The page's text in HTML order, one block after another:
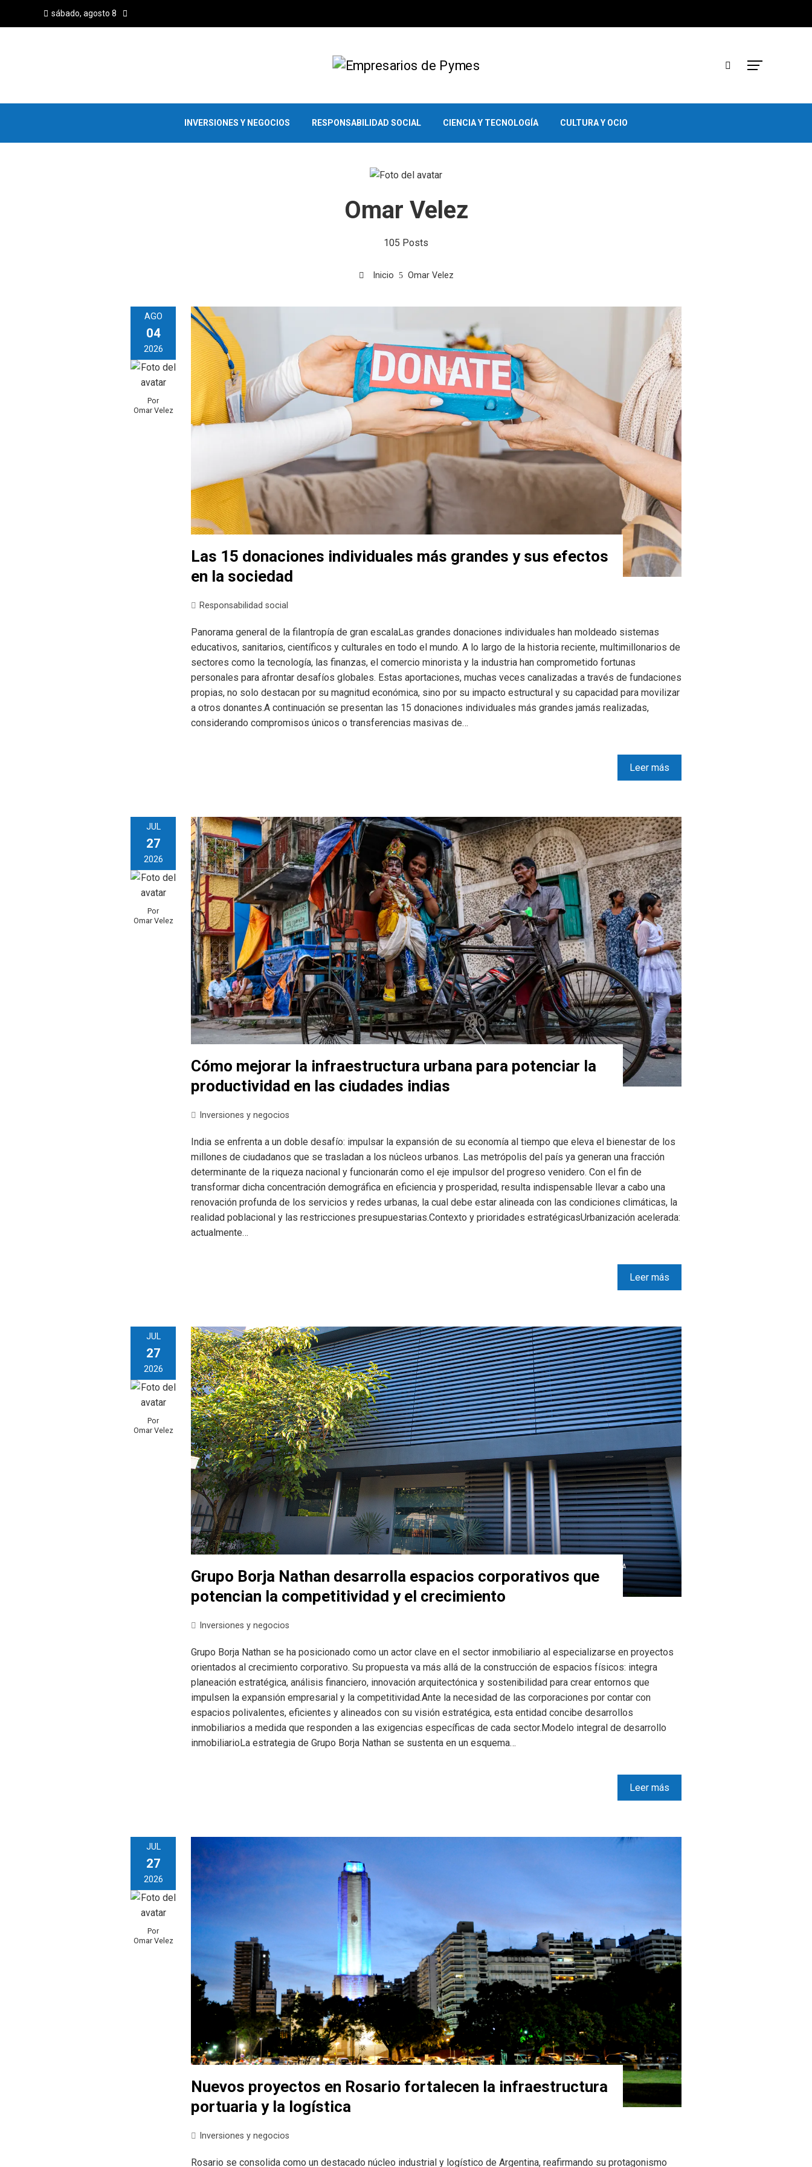
sábado, agosto 8
INVERSIONES Y NEGOCIOS RESPONSABILIDAD SOCIAL CIENCIA Y TECNOLOGÍA CULTURA Y OCIO
Omar Velez
105 Posts
Inicio Omar Velez
AGO
04
2026
Por
Omar Velez
Las 15 donaciones individuales más grandes y sus efectos
en la sociedad
Responsabilidad social
Panorama general de la filantropía de gran escalaLas grandes donaciones individuales han moldeado sistemas
educativos, sanitarios, científicos y culturales en todo el mundo. A lo largo de la historia reciente, multimillonarios de
sectores como la tecnología, las finanzas, el comercio minorista y la industria han comprometido fortunas
personales para afrontar desafíos globales. Estas aportaciones, muchas veces canalizadas a través de fundaciones
propias, no solo destacan por su magnitud económica, sino por su impacto estructural y su capacidad para movilizar
a otros donantes.A continuación se presentan las 15 donaciones individuales más grandes jamás realizadas,
considerando compromisos únicos o transferencias masivas de…
Leer más
JUL
27
2026
Por
Omar Velez
Cómo mejorar la infraestructura urbana para potenciar la
productividad en las ciudades indias
Inversiones y negocios
India se enfrenta a un doble desafío: impulsar la expansión de su economía al tiempo que eleva el bienestar de los
millones de ciudadanos que se trasladan a los núcleos urbanos. Las metrópolis del país ya generan una fracción
determinante de la riqueza nacional y funcionarán como el eje impulsor del progreso venidero. Con el fin de
transformar dicha concentración demográfica en eficiencia y prosperidad, resulta indispensable llevar a cabo una
renovación profunda de los servicios y redes urbanas, la cual debe estar alineada con las condiciones climáticas, la
realidad poblacional y las restricciones presupuestarias.Contexto y prioridades estratégicasUrbanización acelerada:
actualmente…
Leer más
JUL
27
2026
Por
Omar Velez
Grupo Borja Nathan desarrolla espacios corporativos que
potencian la competitividad y el crecimiento
Inversiones y negocios
Grupo Borja Nathan se ha posicionado como un actor clave en el sector inmobiliario al especializarse en proyectos
orientados al crecimiento corporativo. Su propuesta va más allá de la construcción de espacios físicos: integra
planeación estratégica, análisis financiero, innovación arquitectónica y sostenibilidad para crear entornos que
impulsen la expansión empresarial y la competitividad.Ante la necesidad de las corporaciones por contar con
espacios polivalentes, eficientes y alineados con su visión estratégica, esta entidad concibe desarrollos
inmobiliarios a medida que responden a las exigencias específicas de cada sector.Modelo integral de desarrollo
inmobiliarioLa estrategia de Grupo Borja Nathan se sustenta en un esquema…
Leer más
JUL
27
2026
Por
Omar Velez
Nuevos proyectos en Rosario fortalecen la infraestructura
portuaria y la logística
Inversiones y negocios
Rosario se consolida como un destacado núcleo industrial y logístico de Argentina, reafirmando su protagonismo